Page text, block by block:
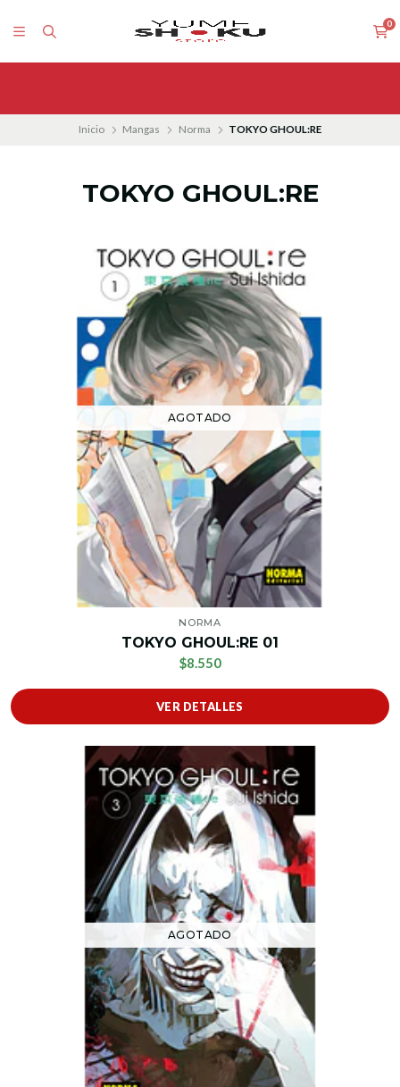
0
Inicio Mangas Norma TOKYO GHOUL:RE
TOKYO GHOUL:RE
AGOTADO
NORMA
TOKYO GHOUL:RE 01
$8.550
VER DETALLES
AGOTADO